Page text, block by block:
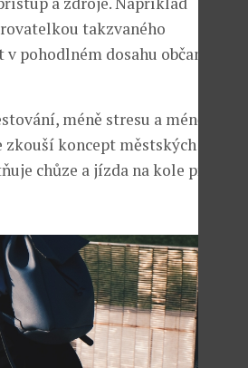
takzvaného
pohodlném dosahu občanské
méně stresu a méně
koncept městských bloků
chůze a jízda na kole před